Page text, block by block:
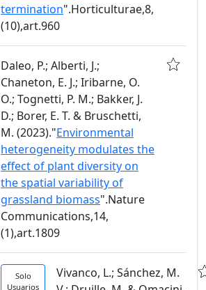
termination".Horticulturae,8,
(10),art.960
Daleo, P.; Alberti, J.;
Chaneton, E. J.; Iribarne, O.
O.; Tognetti, P. M.; Bakker, J.
D.; Borer, E. T. & Bruschetti,
M. (2023)."Environmental
heterogeneity modulates the
effect of plant diversity on
the spatial variability of
grassland biomass".Nature
Communications,14,
(1),art.1809
Solo
Usuarios
Vivanco, L.; Sánchez, M.